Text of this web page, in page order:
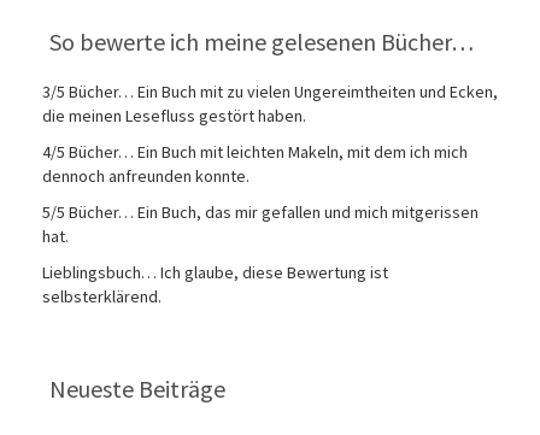
So bewerte ich meine gelesenen Bücher…
3/5 Bücher… Ein Buch mit zu vielen Ungereimtheiten und Ecken,
die meinen Lesefluss gestört haben.
4/5 Bücher… Ein Buch mit leichten Makeln, mit dem ich mich
dennoch anfreunden konnte.
5/5 Bücher… Ein Buch, das mir gefallen und mich mitgerissen
hat.
Lieblingsbuch… Ich glaube, diese Bewertung ist
selbsterklärend.
Neueste Beiträge